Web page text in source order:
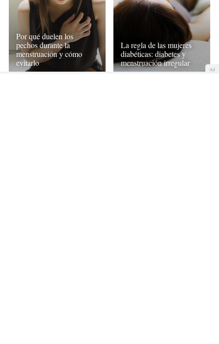
Por qué duelen los
pechos durante la
menstruación y cómo
evitarlo
La regla de las mujeres
diabéticas: diabetes y
menstruación irregular
Ad